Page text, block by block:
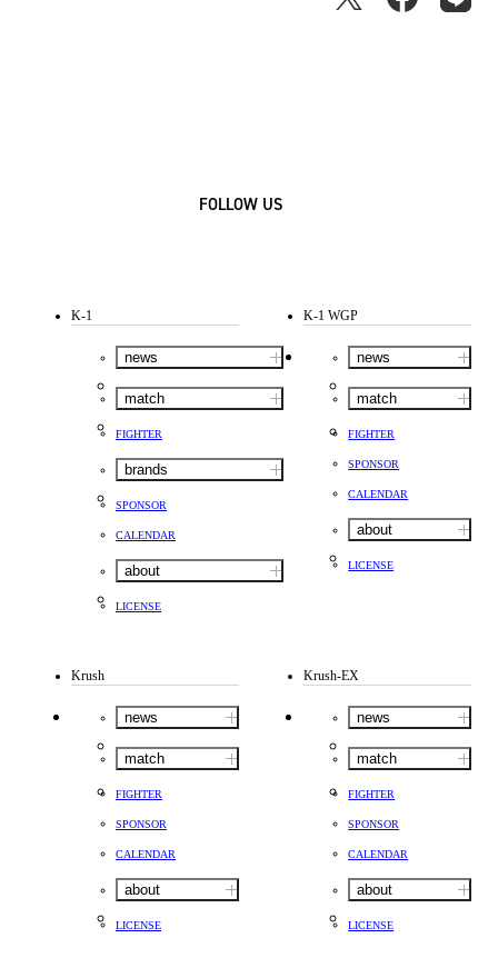
FOLLOW US
K-1
news
match
FIGHTER
brands
SPONSOR
CALENDAR
about
LICENSE
K-1 WGP
news
match
FIGHTER
SPONSOR
CALENDAR
about
LICENSE
Krush
news
match
FIGHTER
SPONSOR
CALENDAR
about
LICENSE
Krush-EX
news
match
FIGHTER
SPONSOR
CALENDAR
about
LICENSE